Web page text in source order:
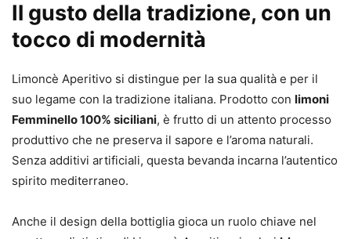
Il gusto della tradizione, con un
tocco di modernità
Limoncè Aperitivo si distingue per la sua qualità e per il
suo legame con la tradizione italiana. Prodotto con limoni
Femminello 100% siciliani, è frutto di un attento processo
produttivo che ne preserva il sapore e l’aroma naturali.
Senza additivi artificiali, questa bevanda incarna l’autentico
spirito mediterraneo.
Anche il design della bottiglia gioca un ruolo chiave nel